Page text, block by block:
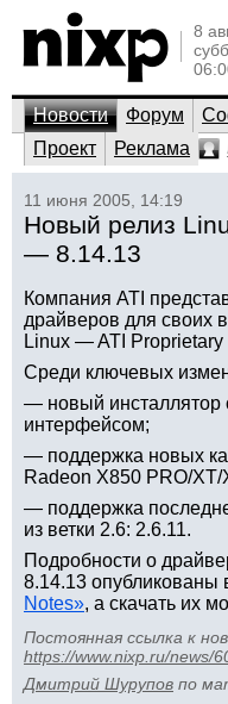
8
Новости Форум
Проект
Реклама
11 июня 2005, 14:19
Новый релиз
— 8.14.13
Компания ATI
драйверов для своих
Linux — ATI
Среди ключевых
— новый
интерфейсом;
— поддержка новых
Radeon X850 PRO/
— поддержка
из ветки 2.6: 2.6.11.
Подробности о
8.14.13 опубликованы
Notes», а скачать их
Постоянная ссылка к
https://www.nixp.ru/news/
Дмитрий Шурупов по